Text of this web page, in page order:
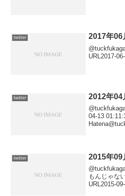
twitter 2017年06
URL2017-
twitter 2012年04
04-13
twitter 2015年09
もんじゃな
URL2015-